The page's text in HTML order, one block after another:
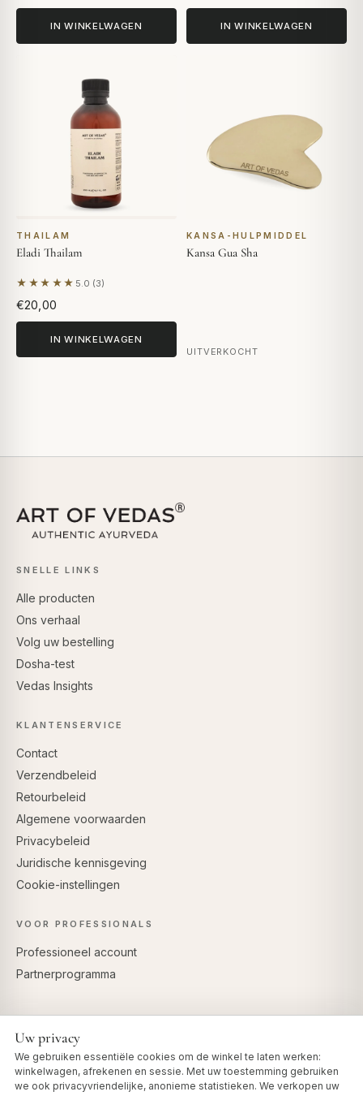
IN WINKELWAGEN IN WINKELWAGEN
THAILAM
Eladi Thailam
★★★★★ 5.0 (3)
Gebaseerd op 3 beoordelingen
€20,00
IN WINKELWAGEN
KANSA-HULPMIDDEL
Kansa Gua Sha
UITVERKOCHT
SNELLE LINKS
Alle producten
Ons verhaal
Volg uw bestelling
Dosha-test
Vedas Insights
KLANTENSERVICE
Contact
Verzendbeleid
Retourbeleid
Algemene voorwaarden
Privacybeleid
Juridische kennisgeving
Cookie-instellingen
VOOR PROFESSIONALS
Professioneel account
Partnerprogramma
Uw privacy
We gebruiken essentiële cookies om de winkel te laten werken:
winkelwagen, afrekenen en sessie. Met uw toestemming gebruiken
we ook privacyvriendelijke, anonieme statistieken. We verkopen uw